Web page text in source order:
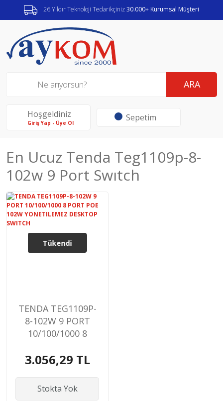
26 Yıldır Teknoloji Tedarikçiniz30.000+ Kurumsal Müşteri
ARA
Hoşgeldiniz
Giriş Yap - Üye Ol Sepetim
En Ucuz Tenda Teg1109p-8-
102w 9 Port Swıtch
Tükendi
TENDA TEG1109P-
8-102W 9 PORT
10/100/1000 8
YONETILEMEZ
3.056,29 TL
Stokta Yok